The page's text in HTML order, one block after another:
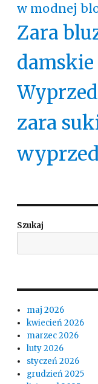
w modnej
Zara
damskie
zara
Szukaj
maj 2026
kwiecień 2026
marzec 2026
luty 2026
styczeń 2026
grudzień 2025